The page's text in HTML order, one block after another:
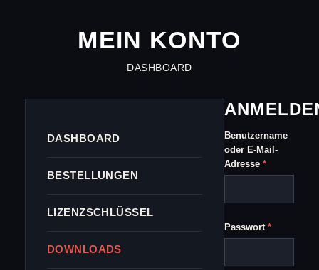
MEIN KONTO
DASHBOARD
DASHBOARD
BESTELLUNGEN
LIZENZSCHLÜSSEL
DOWNLOADS
Benutzername
oder E-Mail-
Adresse *Erforderlich
Passwort *